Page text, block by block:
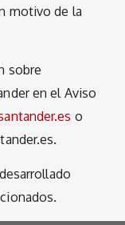
motivo de la
sobre
en el Aviso
o